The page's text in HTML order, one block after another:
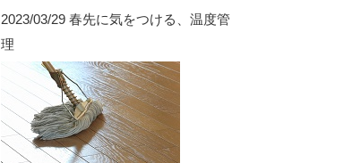
2023/03/29 春先に気をつける、温度管
理